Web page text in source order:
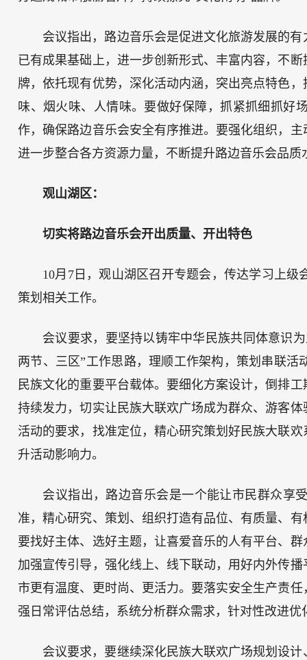
会议指出，路边音乐会是促进文化旅游发展的
已有成果基础上，进一步创新形式、丰富内容，不
牌，依托现有优势，深化活动内涵，突出亮点特色
味、烟火味、人情味。要做好保障，抓紧抓细抓好
作，确保路边音乐会安全有序推进。要强化组织，
进一步整合各方资源力量，不断提升路边音乐会品
观山湖区：
切实将路边音乐会开出质量、开出特色
10月7日，观山湖区召开专题会，传达学习上
策划相关工作。
会议要求，要坚持以铸牢中华民族共同体意识
两节、三区”工作思路，理顺工作架构，策划串联
民族文化的重要平台载体。要细化方案设计，倒排
持续发力，切实让民族大联欢广场成为群众、游客
活动的要求，找准定位，精心研究策划好民族大联
升活动影响力。
会议指出，路边音乐会是一个能让市民群众享
准，精心研究、策划、组织打造有品位、有质量、
要找好主体、选好主题，让喜爱音乐的人有平台、
加强宣传引导，强化线上、线下联动，用好内外传
市更有温度、更时尚、更活力。要落实安全生产责
强日常评估总结，系统分析群众需求，针对性改进
会议要求，要继续深化民族大联欢广场规划设